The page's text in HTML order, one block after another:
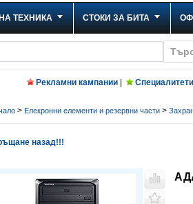
ТЕХНИКА СТОКИ ЗА БИТА
Рекламни кампании Специалитети
> Елекронни елементи и резервни части >
назад!!!